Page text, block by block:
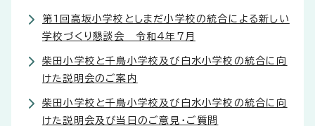
第1回高坂小学校としまだ小学校の統合による新しい
学校づくり懇談会 令和4年7月
柴田小学校と千鳥小学校及び白水小学校の統合に向
けた説明会のご案内
柴田小学校と千鳥小学校及び白水小学校の統合に向
けた説明会及び当日のご意見・ご質問